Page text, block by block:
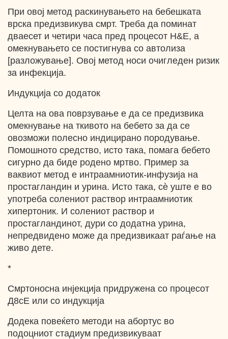
При овој метод раскинувањето на бебешката
врска предизвикува смрт. Треба да поминат
дваесет и четири часа пред процесот H&E, а
омекнувањето се постигнува со автолиза
[разложување]. Овој метод носи очигледен ризик
за инфекција.
Индукција со додаток
Целта на ова поврзување е да се предизвика
омекнување на ткивото на бебето за да се
овозможи полесно индицирано породување.
Помошното средство, исто така, помага бебето
сигурно да биде родено мртво. Пример за
ваквиот метод е интраамниотик-инфузија на
простагландин и урина. Исто така, сѐ уште е во
употреба солениот раствор интраамниотик
хипертоник. И солениот раствор и
простагландинот, дури со додатна урина,
непредвидено може да предизвикаат раѓање на
живо дете.
*
Смртоносна инјекција придружена со процесот
Д8сЕ или со индукција
Додека повеќето методи на абортус во
подоцниот стадиум предизвикуваат